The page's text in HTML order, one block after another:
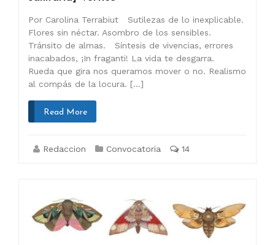
Por Carolina Terrabiut Sutilezas de lo inexplicable.
Flores sin néctar. Asombro de los sensibles.
Tránsito de almas. Síntesis de vivencias, errores
inacabados, ¡In fraganti! La vida te desgarra.
Rueda que gira nos queramos mover o no. Realismo
al compás de la locura. […]
Read More
Redaccion Convocatoria 14